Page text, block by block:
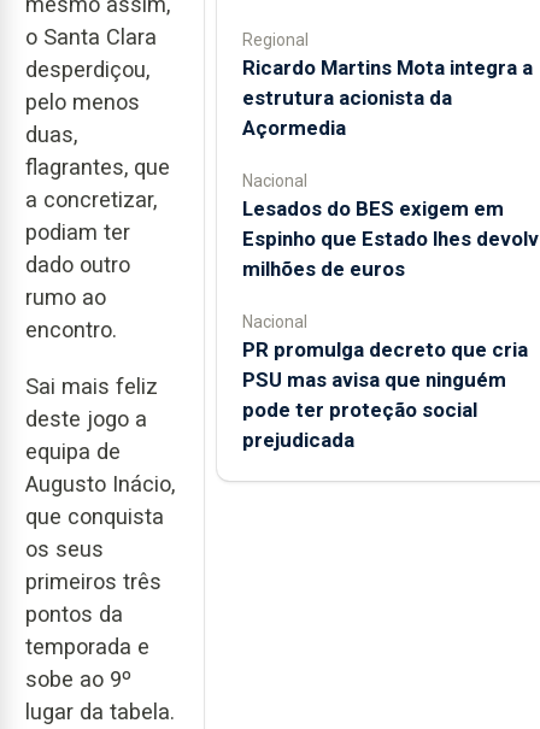
o Santa Clara
desperdiçou,
pelo menos
duas,
flagrantes, que
a concretizar,
podiam ter
dado outro
rumo ao
encontro.
Sai mais feliz
deste jogo a
equipa de
Augusto Inácio,
que conquista
os seus
primeiros três
pontos da
temporada e
sobe ao 9º
lugar da tabela.
Regional
Ricardo Martins Mota integra a
estrutura acionista da
Açormedia
Nacional
Lesados do BES exigem em
Espinho que Estado lhes
milhões de euros
Nacional
PR promulga decreto que cria
PSU mas avisa que ninguém
pode ter proteção social
prejudicada